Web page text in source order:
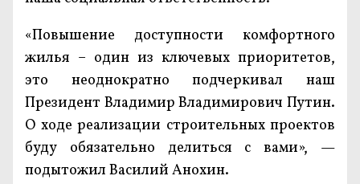
«Повышение доступности комфортного
жилья – один из ключевых приоритетов,
это неоднократно подчеркивал наш
Президент Владимир Владимирович Путин.
О ходе реализации строительных проектов
буду обязательно делиться с вами», —
подытожил Василий Анохин.